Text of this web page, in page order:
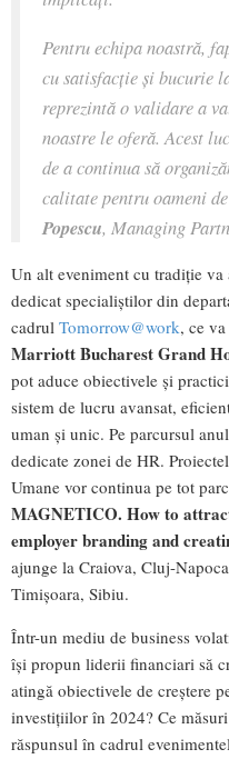
Pentru echipa noastră,
cu satisfacție și bucurie
reprezintă o validare a
noastre le oferă. Acest
de a continua să
calitate pentru oameni
Popescu, Managing
Un alt eveniment cu tradiție
dedicat specialiștilor din
cadrul Tomorrow@work, ce
Marriott Bucharest Grand
pot aduce obiectivele și
sistem de lucru avansat,
uman și unic. Pe parcursul
dedicate zonei de HR.
Umane vor continua pe tot
MAGNETICO. How to
employer branding and
ajunge la Craiova, Cluj-
Timișoara, Sibiu.
Într-un mediu de business
își propun liderii financiari să
atingă obiectivele de creștere
investițiilor în 2024? Ce
răspunsul în cadrul